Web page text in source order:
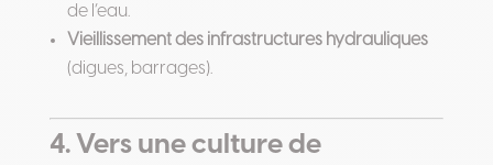
de l’eau.
Vieillissement des infrastructures hydrauliques
(digues, barrages).
4. Vers une culture de